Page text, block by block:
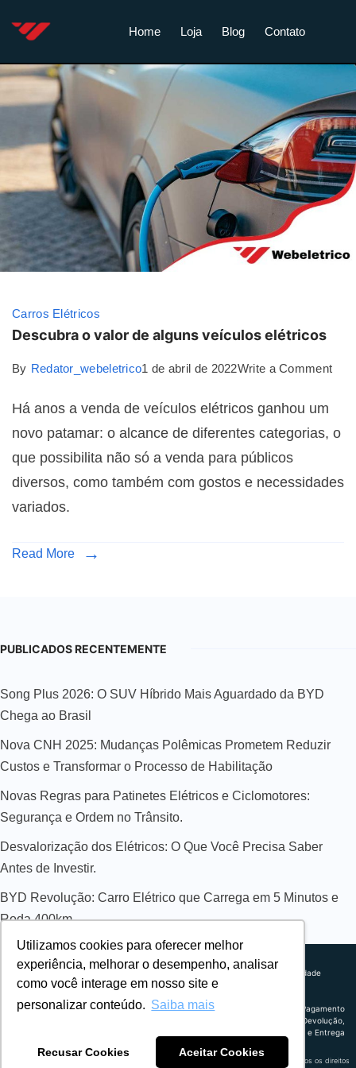
Utilizamos cookies para oferecer melhor
experiência, melhorar o desempenho, analisar
como você interage em nosso site e
personalizar conteúdo. Saiba mais
Recusar Cookies Aceitar Cookies
Home Loja Blog Contato
Carros Elétricos
Descubra o valor de alguns veículos elétricos
By Redator_webeletrico1 de abril de 2022Write a Comment
Há anos a venda de veículos elétricos ganhou um
novo patamar: o alcance de diferentes categorias, o
que possibilita não só a venda para públicos
diversos, como também com gostos e necessidades
variados.
Read More
PUBLICADOS RECENTEMENTE
Song Plus 2026: O SUV Híbrido Mais Aguardado da BYD
Chega ao Brasil
Nova CNH 2025: Mudanças Polêmicas Prometem Reduzir
Custos e Transformar o Processo de Habilitação
Novas Regras para Patinetes Elétricos e Ciclomotores:
Segurança e Ordem no Trânsito.
Desvalorização dos Elétricos: O Que Você Precisa Saber
Antes de Investir.
BYD Revolução: Carro Elétrico que Carrega em 5 Minutos e
Roda 400km
Explorando novos horizontes com
inovação e estratégia. Estamos
para um amanhã mais conectado e
Sobre nós
Política de privacidade
Política de Pagamento
Troca, Devolução,
Reembolso e Entrega
Retrocart Veiculos Eletricos LTDA CNPJ: 49.759.389/0001-42 | © 2024 Webeletrico. Todos os direitos